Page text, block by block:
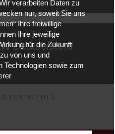
Deutschland
verarbeiten Daten zu
nur, soweit Sie uns
Ihre freiwillige
Ihre jeweilige
für die Zukunft
von uns und
Technologien sowie zum